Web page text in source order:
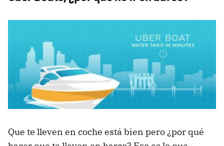
Que te lleven en coche está bien pero ¿por qué